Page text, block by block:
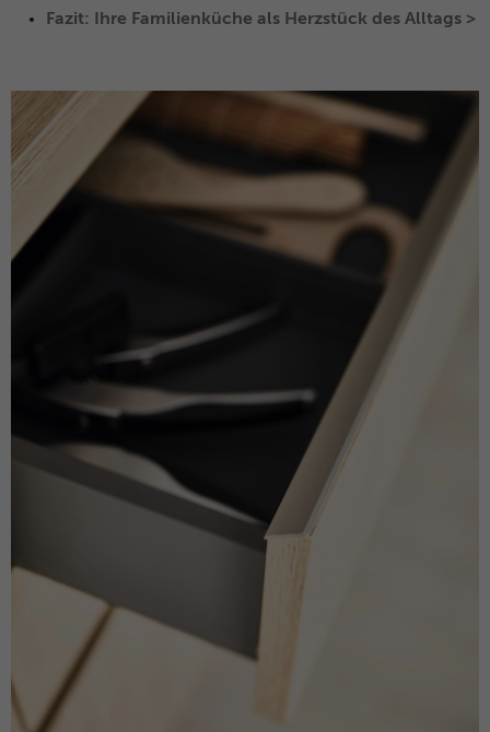
Fazit: Ihre Familienküche als Herzstück des Alltags >
Anbieter Microsoft Clarity
Speichert eine eindeutige Benutzer-ID,
um alle Seitenaufrufe über mehrere
Sitzungen hinweg zu verknüpfen.
Browsersession
Verbindet mehrere Seitenaufrufe eines
Benutzers zu einer einzigen Clarity-
CLID
Microsoft Clarity
Laufzeit
Zweck
Gibt an, wann Clarity diesen Benutzer zum
ersten Mal auf einer Site gesehen hat, die